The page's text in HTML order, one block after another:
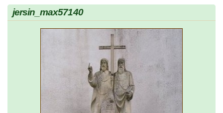
jersin_max57140